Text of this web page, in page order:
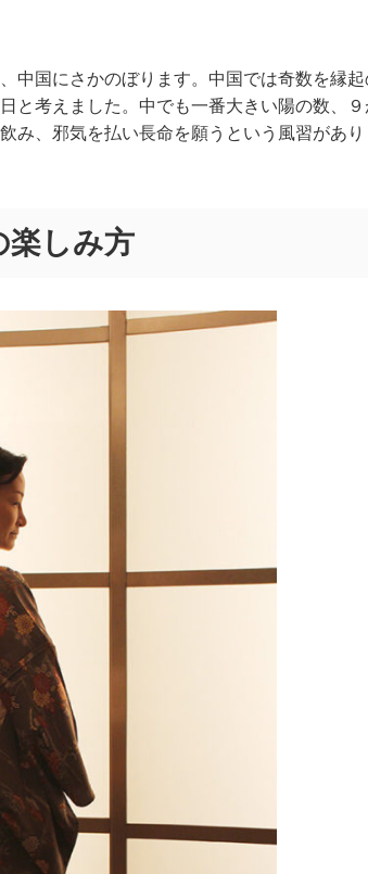
中国にさかのぼります。中国では奇数を縁
と考えました。中でも一番大きい陽の数、
み、邪気を払い長命を願うという風習があり
楽しみ方